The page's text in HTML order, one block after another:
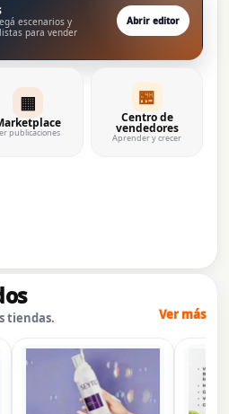
escenarios y
para vender
Abrir editor
▦
publicaciones
🏪
Centro de
vendedores
Aprender y crecer
tiendas. Ver más